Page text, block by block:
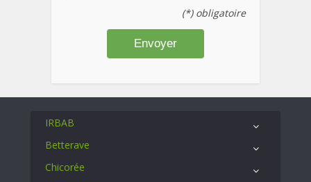
(*) obligatoire
IRBAB
Betterave
Chicorée